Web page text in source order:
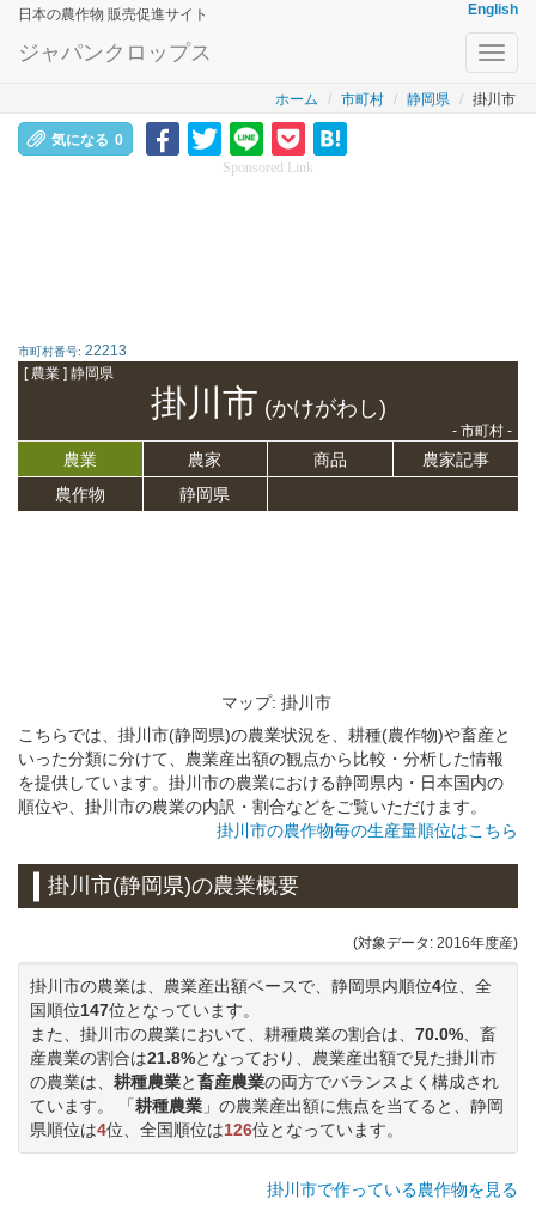
日本の農作物 販売促進サイト English
ジャパンクロップス
ホーム 市町村 静岡県 掛川市
気になる 0
Sponsored Link
市町村番号: 22213
[ 農業 ] 静岡県
掛川市 (かけがわし)
- 市町村 -
農業 農家 商品
農家記事
農作物
静岡県
マップ: 掛川市
こちらでは、掛川市(静岡県)の農業状況を、耕種(農作物)や畜産と
いった分類に分けて、農業産出額の観点から比較・分析した情報
を提供しています。掛川市の農業における静岡県内・日本国内の
順位や、掛川市の農業の内訳・割合などをご覧いただけます。
掛川市の農作物毎の生産量順位はこちら
掛川市(静岡県)の農業概要
(対象データ: 2016年度産)
掛川市の農業は、農業産出額ベースで、静岡県内順位4位、全
国順位147位となっています。
また、掛川市の農業において、耕種農業の割合は、 70.0% 、畜
産農業の割合は21.8%となっており、農業産出額で見た掛川市
の農業は、 耕種農業と畜産農業の両方でバランスよく構成され
ています。 「耕種農業 」の農業産出額に焦点を当てると、静岡
県順位は4位、全国順位は126位となっています。
掛川市で作っている農作物を見る